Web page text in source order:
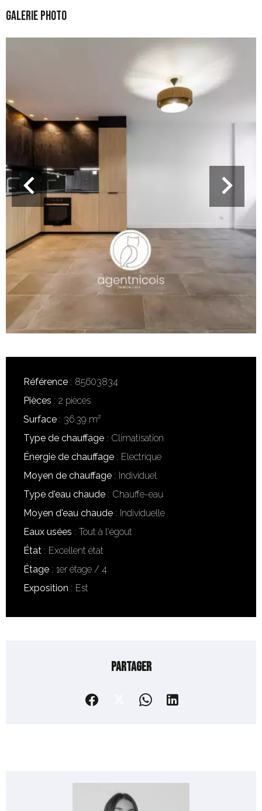
Galerie photo
Référence
85603834
Pièces
2 pièces
Surface
36.39 m²
Type de chauffage
Climatisation
Énergie de chauffage
Electrique
Moyen de chauffage
Individuel
Type d'eau chaude
Chauffe-eau
Moyen d'eau chaude
Individuelle
Eaux usées
Tout à l'égout
État
Excellent état
Étage
1er étage / 4
Exposition
Est
Partager